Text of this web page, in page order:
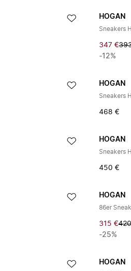
HOGAN
Sneakers
347 €
-12%
HOGAN
Sneakers
468 €
HOGAN
Sneakers
450 €
HOGAN
86er
315 €
-25%
HOGAN